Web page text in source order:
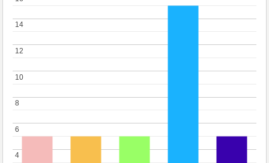
4
4
6
6
8
8
10
10
12
12
14
14